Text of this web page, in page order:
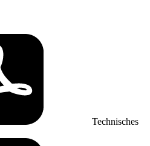
Technisches